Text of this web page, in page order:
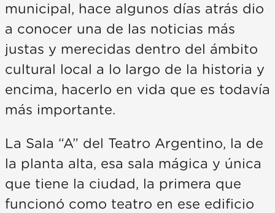
municipal, hace algunos días atrás dio
a conocer una de las noticias más
justas y merecidas dentro del ámbito
cultural local a lo largo de la historia y
encima, hacerlo en vida que es todavía
más importante.
La Sala “A” del Teatro Argentino, la de
la planta alta, esa sala mágica y única
que tiene la ciudad, la primera que
funcionó como teatro en ese edificio